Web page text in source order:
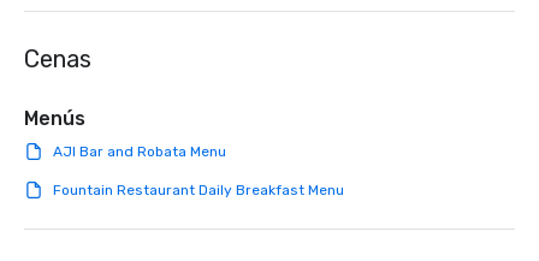
dining experience melded into one,
meeting events, from conferences to
Dining When meeting planners book a
corporate group event through Lip
group is assured a top-notch dining
Cenas
Menús
AJI Bar and Robata Menu
Fountain Restaurant Daily Breakfast Menu